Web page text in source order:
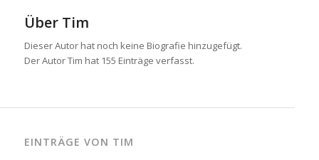
Über Tim
Dieser Autor hat noch keine Biografie hinzugefügt.
Der AutorTim hat 155 Einträge verfasst.
EINTRÄGE VON TIM